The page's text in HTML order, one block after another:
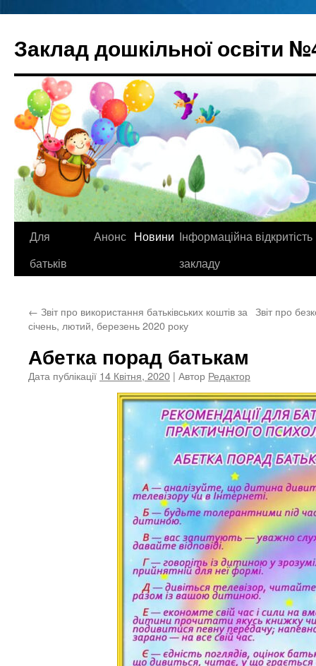
вмісту
Заклад дошкільної освіти
Для
батьків
Анонс Новини Інформаційна відкритість
закладу
← Звіт про використання батьківських коштів за
січень, лютий, березень 2020 року
Звіт про
Абетка порад батькам
Дата публікації 14 Квітня, 2020 | Автор Редактор